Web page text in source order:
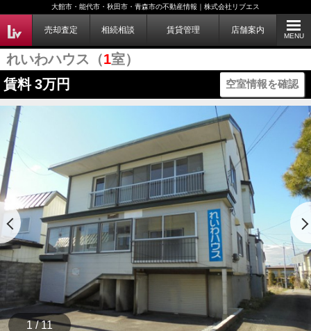
大館市・能代市・秋田市・青森市の不動産情報｜株式会社リブエス
売却査定 相続相談 賃貸管理 店舗案内
MENU
れいわハウス（1室）
賃料 3万円 空室情報を確認
1 / 11